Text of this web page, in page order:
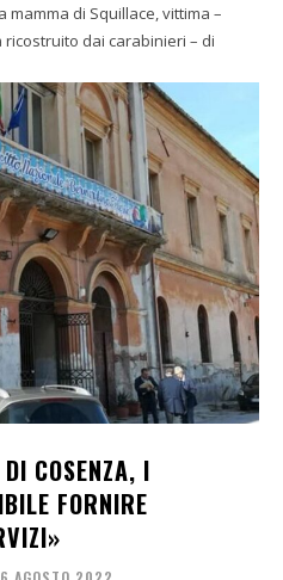
di Squillace, vittima –
dai carabinieri – di
COSENZA, I
FORNIRE